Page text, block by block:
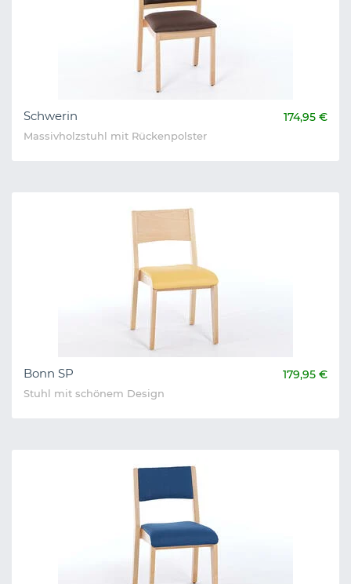
Schwerin 174,95 €
Massivholzstuhl mit Rückenpolster
Bonn SP 179,95 €
Stuhl mit schönem Design